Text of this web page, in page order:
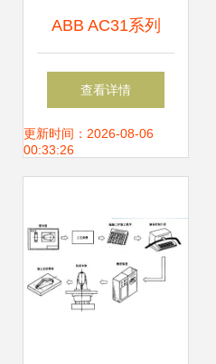
ABB AC31系列
PLC在水电站公用
及通风空调设备机
用
查看详情
更新时间：2026-08-06
00:33:26